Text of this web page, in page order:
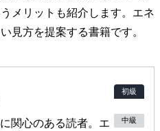
メリットも紹介します。エネ
見方を提案する書籍です。
関心のある読者。エ
初級
中級